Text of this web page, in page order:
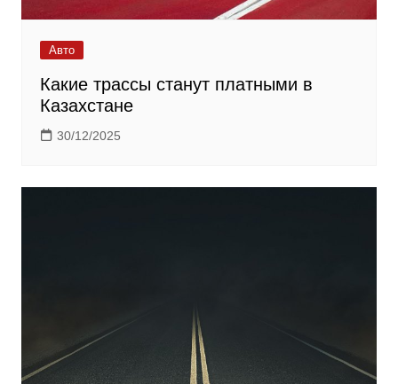
Авто
Какие трассы станут платными в
Казахстане
30/12/2025